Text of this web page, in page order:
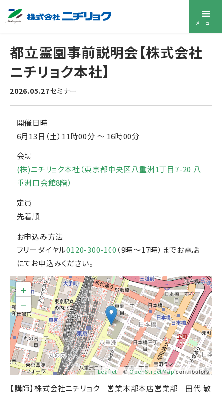
メニュー
都立霊園事前説明会【株式会社
ニチリョク本社】
2026.05.27セミナー
開催日時
6月13日（土）11時00分 〜 16時00分
会場
(株)ニチリョク本社（東京都中央区八重洲1丁目7-20 八
重洲口会館8階）
定員
先着順
お申込み方法
フリーダイヤル0120-300-100 （9時～17時）までお電話
にてお申込みください。
+
−
Leaflet| ©OpenStreetMapcontributors
【講師】株式会社ニチリョク 営業本部本店営業部 田代 敏